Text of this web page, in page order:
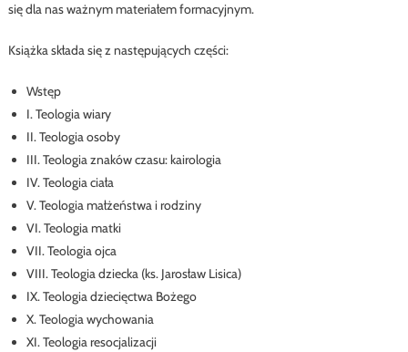
się dla nas ważnym materiałem formacyjnym.
Książka składa się z następujących części:
Wstęp
I. Teologia wiary
II. Teologia osoby
III. Teologia znaków czasu: kairologia
IV. Teologia ciała
V. Teologia małżeństwa i rodziny
VI. Teologia matki
VII. Teologia ojca
VIII. Teologia dziecka (ks. Jarosław Lisica)
IX. Teologia dziecięctwa Bożego
X. Teologia wychowania
XI. Teologia resocjalizacji